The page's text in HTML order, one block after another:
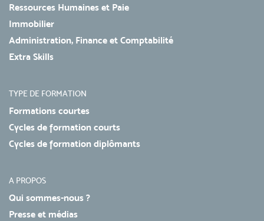
Ressources Humaines et Paie
Immobilier
Administration, Finance et Comptabilité
Extra Skills
TYPE DE FORMATION
Formations courtes
Cycles de formation courts
Cycles de formation diplômants
A PROPOS
Qui sommes-nous ?
Presse et médias